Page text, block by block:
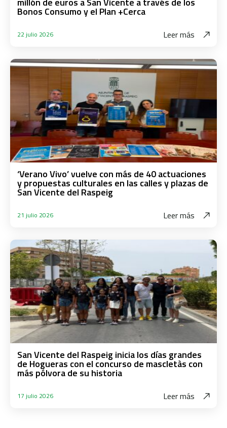
Bonos Consumo y el Plan +Cerca
22 julio 2026 Leer más
‘Verano Vivo’ vuelve con más de 40 actuaciones
y propuestas culturales en las calles y plazas de
San Vicente del Raspeig
21 julio 2026 Leer más
San Vicente del Raspeig inicia los días grandes
de Hogueras con el concurso de mascletàs con
más pólvora de su historia
17 julio 2026 Leer más